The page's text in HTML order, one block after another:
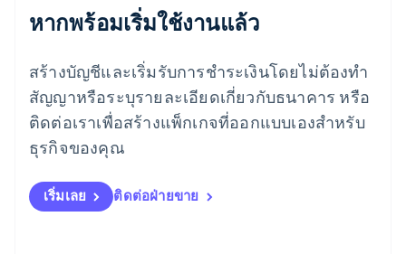
หากพร้อมเริ่มใช้งานแล้ว
สร้างบัญชีและเริ่มรับการชำระเงินโดยไม่ต้องทำ
สัญญาหรือระบุรายละเอียดเกี่ยวกับธนาคาร หรือ
ติดต่อเราเพื่อสร้างแพ็กเกจที่ออกแบบเองสำหรับ
ธุรกิจของคุณ
เริ่มเลย ติดต่อฝ่ายขาย
English
ลักเซมเบิร์ก
ลัตเวีย
English
ลิกเตนสไตน์
DeutschEnglish
ลิทัวเนีย
สเปน
EspañolEnglish
สโลวาเกีย